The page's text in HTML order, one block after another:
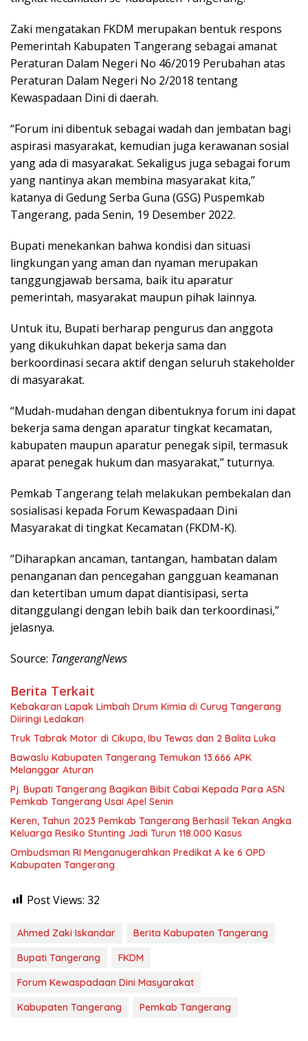
Zaki mengatakan FKDM merupakan bentuk respons
Pemerintah Kabupaten Tangerang sebagai amanat
Peraturan Dalam Negeri No 46/2019 Perubahan atas
Peraturan Dalam Negeri No 2/2018 tentang
Kewaspadaan Dini di daerah.
“Forum ini dibentuk sebagai wadah dan jembatan bagi
aspirasi masyarakat, kemudian juga kerawanan sosial
yang ada di masyarakat. Sekaligus juga sebagai forum
yang nantinya akan membina masyarakat kita,”
katanya di Gedung Serba Guna (GSG) Puspemkab
Tangerang, pada Senin, 19 Desember 2022.
Bupati menekankan bahwa kondisi dan situasi
lingkungan yang aman dan nyaman merupakan
tanggungjawab bersama, baik itu aparatur
pemerintah, masyarakat maupun pihak lainnya.
Untuk itu, Bupati berharap pengurus dan anggota
yang dikukuhkan dapat bekerja sama dan
berkoordinasi secara aktif dengan seluruh stakeholder
di masyarakat.
“Mudah-mudahan dengan dibentuknya forum ini dapat
bekerja sama dengan aparatur tingkat kecamatan,
kabupaten maupun aparatur penegak sipil, termasuk
aparat penegak hukum dan masyarakat,” tuturnya.
Pemkab Tangerang telah melakukan pembekalan dan
sosialisasi kepada Forum Kewaspadaan Dini
Masyarakat di tingkat Kecamatan (FKDM-K).
“Diharapkan ancaman, tantangan, hambatan dalam
penanganan dan pencegahan gangguan keamanan
dan ketertiban umum dapat diantisipasi, serta
ditanggulangi dengan lebih baik dan terkoordinasi,”
jelasnya.
Source: TangerangNews
Berita Terkait
Kebakaran Lapak Limbah Drum Kimia di Curug Tangerang
Diiringi Ledakan
Truk Tabrak Motor di Cikupa, Ibu Tewas dan 2 Balita Luka
Bawaslu Kabupaten Tangerang Temukan 13.666 APK
Melanggar Aturan
Pj. Bupati Tangerang Bagikan Bibit Cabai Kepada Para ASN
Pemkab Tangerang Usai Apel Senin
Keren, Tahun 2023 Pemkab Tangerang Berhasil Tekan Angka
Keluarga Resiko Stunting Jadi Turun 118.000 Kasus
Ombudsman RI Menganugerahkan Predikat A ke 6 OPD
Kabupaten Tangerang
Post Views: 32
Ahmed Zaki Iskandar
Berita Kabupaten Tangerang
Bupati Tangerang
FKDM
Forum Kewaspadaan Dini Masyarakat
Kabupaten Tangerang
Pemkab Tangerang